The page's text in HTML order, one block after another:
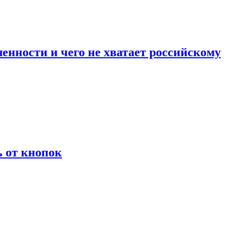
и чего не хватает российскому
от кнопок